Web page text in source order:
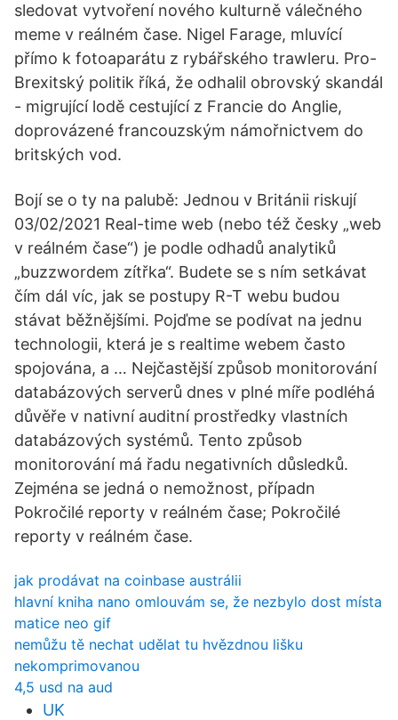
sledovat vytvoření nového kulturně válečného
meme v reálném čase. Nigel Farage, mluvící
přímo k fotoaparátu z rybářského trawleru. Pro-
Brexitský politik říká, že odhalil obrovský skandál
- migrující lodě cestující z Francie do Anglie,
doprovázené francouzským námořnictvem do
britských vod.
Bojí se o ty na palubě: Jednou v Británii riskují
03/02/2021 Real-time web (nebo též česky „web
v reálném čase“) je podle odhadů analytiků
„buzzwordem zítřka“. Budete se s ním setkávat
čím dál víc, jak se postupy R-T webu budou
stávat běžnějšími. Pojďme se podívat na jednu
technologii, která je s realtime webem často
spojována, a … Nejčastější způsob monitorování
databázových serverů dnes v plné míře podléhá
důvěře v nativní auditní prostředky vlastních
databázových systémů. Tento způsob
monitorování má řadu negativních důsledků.
Zejména se jedná o nemožnost, případn
Pokročilé reporty v reálném čase; Pokročilé
reporty v reálném čase.
jak prodávat na coinbase austrálii
hlavní kniha nano omlouvám se, že nezbylo dost místa
matice neo gif
nemůžu tě nechat udělat tu hvězdnou lišku
nekomprimovanou
4,5 usd na aud
UK